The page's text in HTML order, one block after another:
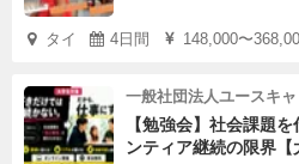
タイ 4日間 148,000〜
一般社団法人ユースキ
【勉強会】社会課題
ンティア継続の限界【